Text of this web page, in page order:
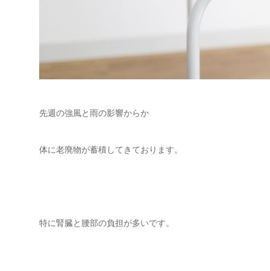
先週の強風と雨の影響からか
体に老廃物が蓄積してきております。
特に腎臓と腰部の負担が多いです。